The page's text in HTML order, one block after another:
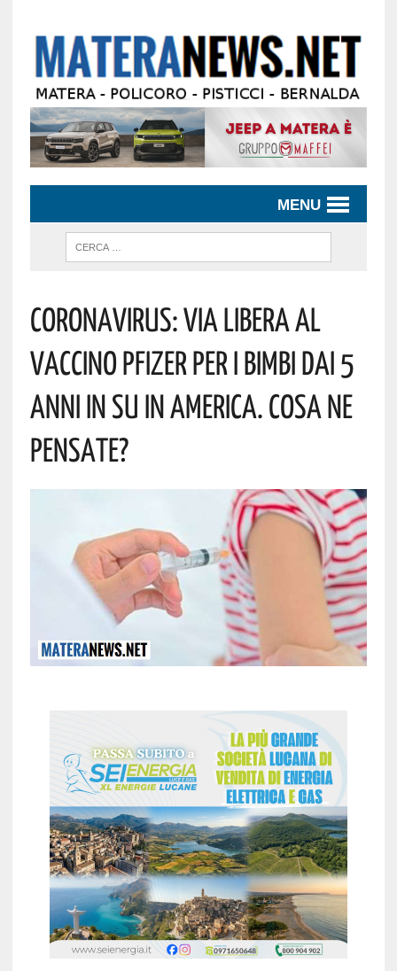
MENU
Coronavirus: Via Libera Al
Vaccino Pfizer Per I Bimbi Dai 5
Anni In Su In America. Cosa Ne
Pensate?